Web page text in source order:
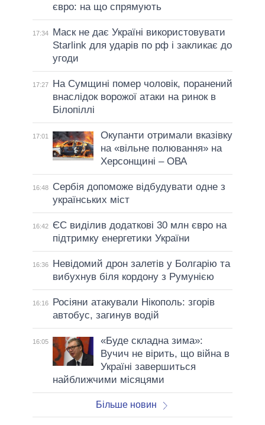
євро: на що спрямують
17:34
Маск не дає Україні використовувати
Starlink для ударів по рф і закликає до
угоди
17:27
На Сумщині помер чоловік, поранений
внаслідок ворожої атаки на ринок в
Білопіллі
17:01
Окупанти отримали вказівку
на «вільне полювання» на
Херсонщині – ОВА
16:48
Сербія допоможе відбудувати одне з
українських міст
16:42
ЄС виділив додаткові 30 млн євро на
підтримку енергетики України
16:36
Невідомий дрон залетів у Болгарію та
вибухнув біля кордону з Румунією
16:16
Росіяни атакували Нікополь: згорів
автобус, загинув водій
16:05
«Буде складна зима»:
Вучич не вірить, що війна в
Україні завершиться
найближчими місяцями
Більше новин